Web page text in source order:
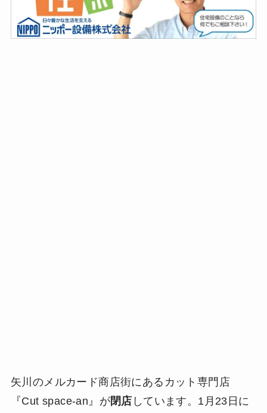
矢川のメルカード商店街にあるカット専門店
『Cut space-an』が閉店 しています。1月23日に